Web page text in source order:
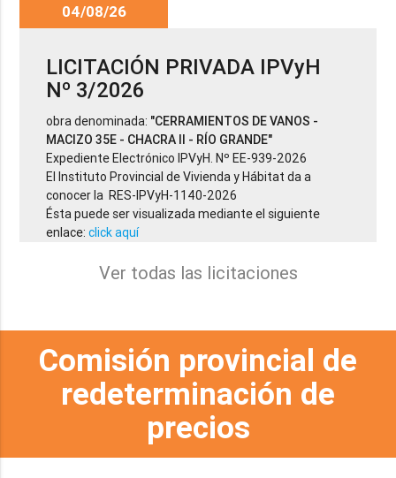
04/08/26
LICITACIÓN PRIVADA IPVyH
Nº 3/2026
obra denominada: "CERRAMIENTOS DE VANOS -
MACIZO 35E - CHACRA II - RÍO GRANDE"
Expediente Electrónico IPVyH. Nº EE-939-2026
El Instituto Provincial de Vivienda y Hábitat da a
conocer la RES-IPVyH-1140-2026
Ésta puede ser visualizada mediante el siguiente
enlace:click aquí
Ver todas las licitaciones
Comisión provincial de
redeterminación de
precios